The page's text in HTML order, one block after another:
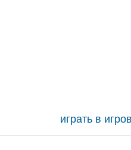
играть в